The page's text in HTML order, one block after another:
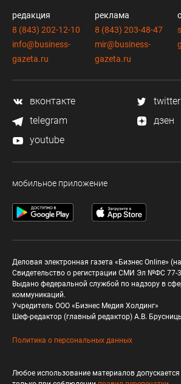
редакция
8 (843) 202-12-10
info@business-
gazeta.ru
реклама
8 (843) 203-48-47
mir@business-
gazeta.ru
вконтакте
twitter
telegram
дзен
youtube
мобильное приложение
Деловая электронная газета «Бизнес Online»
Свидетельство о регистрации СМИ Эл №ФС 77-
Выдано федеральной службой по надзору в
коммуникаций.
Учредитель ООО «Бизнес Медия Холдинг»
Шеф-редактор (главный редактор) А.В.
Политика о персональных данных
Любое использование материалов допускается